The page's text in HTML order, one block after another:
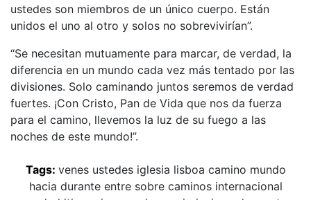
ustedes son miembros de un único cuerpo. Están
unidos el uno al otro y solos no sobrevivirían”.
“Se necesitan mutuamente para marcar, de verdad, la
diferencia en un mundo cada vez más tentado por las
divisiones. Solo caminando juntos seremos de verdad
fuertes. ¡Con Cristo, Pan de Vida que nos da fuerza
para el camino, llevemos la luz de su fuego a las
noches de este mundo!”.
Tags: venes ustedes iglesia lisboa camino mundo
hacia durante entre sobre caminos internacional